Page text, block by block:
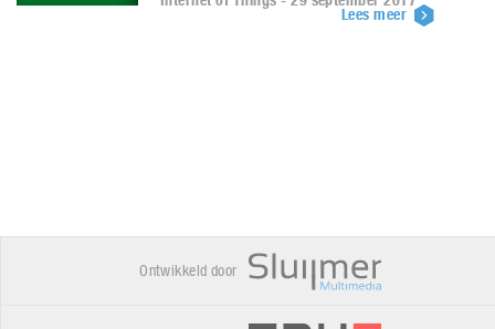
Lees meer
Ontwikkeld door